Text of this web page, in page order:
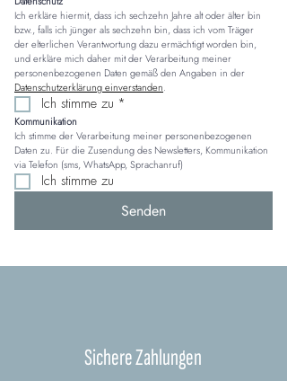
Ich erkläre hiermit, dass ich sechzehn Jahre alt oder älter bin
bzw., falls ich jünger als sechzehn bin, dass ich vom Träger
der elterlichen Verantwortung dazu ermächtigt worden bin,
und erkläre mich daher mit der Verarbeitung meiner
Datenschutzerklärung einverstanden.
Ich stimme zu *
Kommunikation
Ich stimme der Verarbeitung meiner personenbezogenen
Daten zu. Für die Zusendung des Newsletters, Kommunikation
via Telefon (sms, WhatsApp, Sprachanruf)
Ich stimme zu
Senden
Sichere Zahlungen